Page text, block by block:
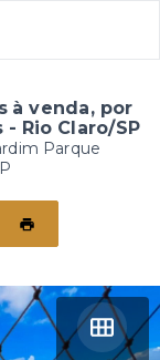
à venda, por
Rio Claro/SP
Parque